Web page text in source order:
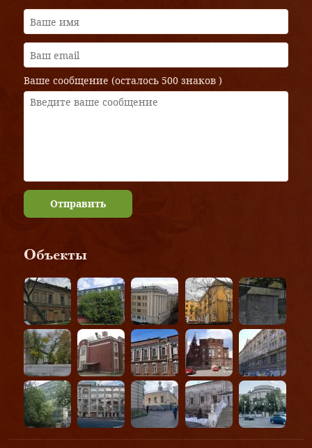
Ваше сообщение (осталось 500 знаков )
Отправить
Объекты